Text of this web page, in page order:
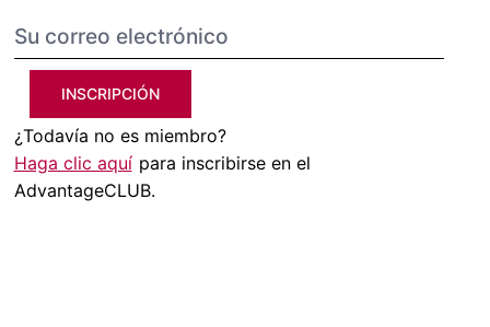
INSCRIPCIÓN
¿Todavía no es miembro?
Haga clic aquí para inscribirse en el
AdvantageCLUB.